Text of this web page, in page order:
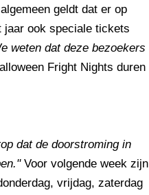
geldt dat er op
jaar ook speciale tickets
weten dat deze bezoekers
Fright Nights duren
dat de doorstroming in
Voor volgende week zijn
vrijdag, zaterdag